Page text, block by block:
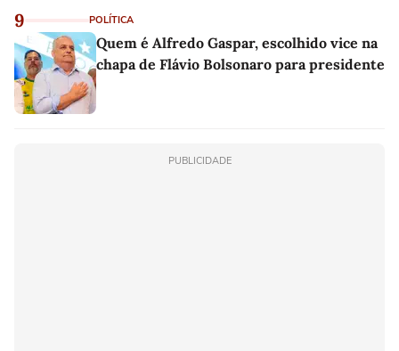
9 POLÍTICA
Quem é Alfredo Gaspar, escolhido vice na
chapa de Flávio Bolsonaro para presidente
PUBLICIDADE